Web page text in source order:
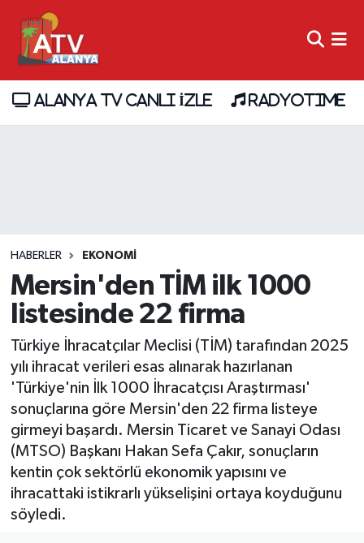
ALANYA TV CANLI İZLE RADYOTIME
HABERLER EKONOMİ
Mersin'den TİM ilk 1000
listesinde 22 firma
Türkiye İhracatçılar Meclisi (TİM) tarafından 2025
yılı ihracat verileri esas alınarak hazırlanan
'Türkiye'nin İlk 1000 İhracatçısı Araştırması'
sonuçlarına göre Mersin'den 22 firma listeye
girmeyi başardı. Mersin Ticaret ve Sanayi Odası
(MTSO) Başkanı Hakan Sefa Çakır, sonuçların
kentin çok sektörlü ekonomik yapısını ve
ihracattaki istikrarlı yükselişini ortaya koyduğunu
söyledi.